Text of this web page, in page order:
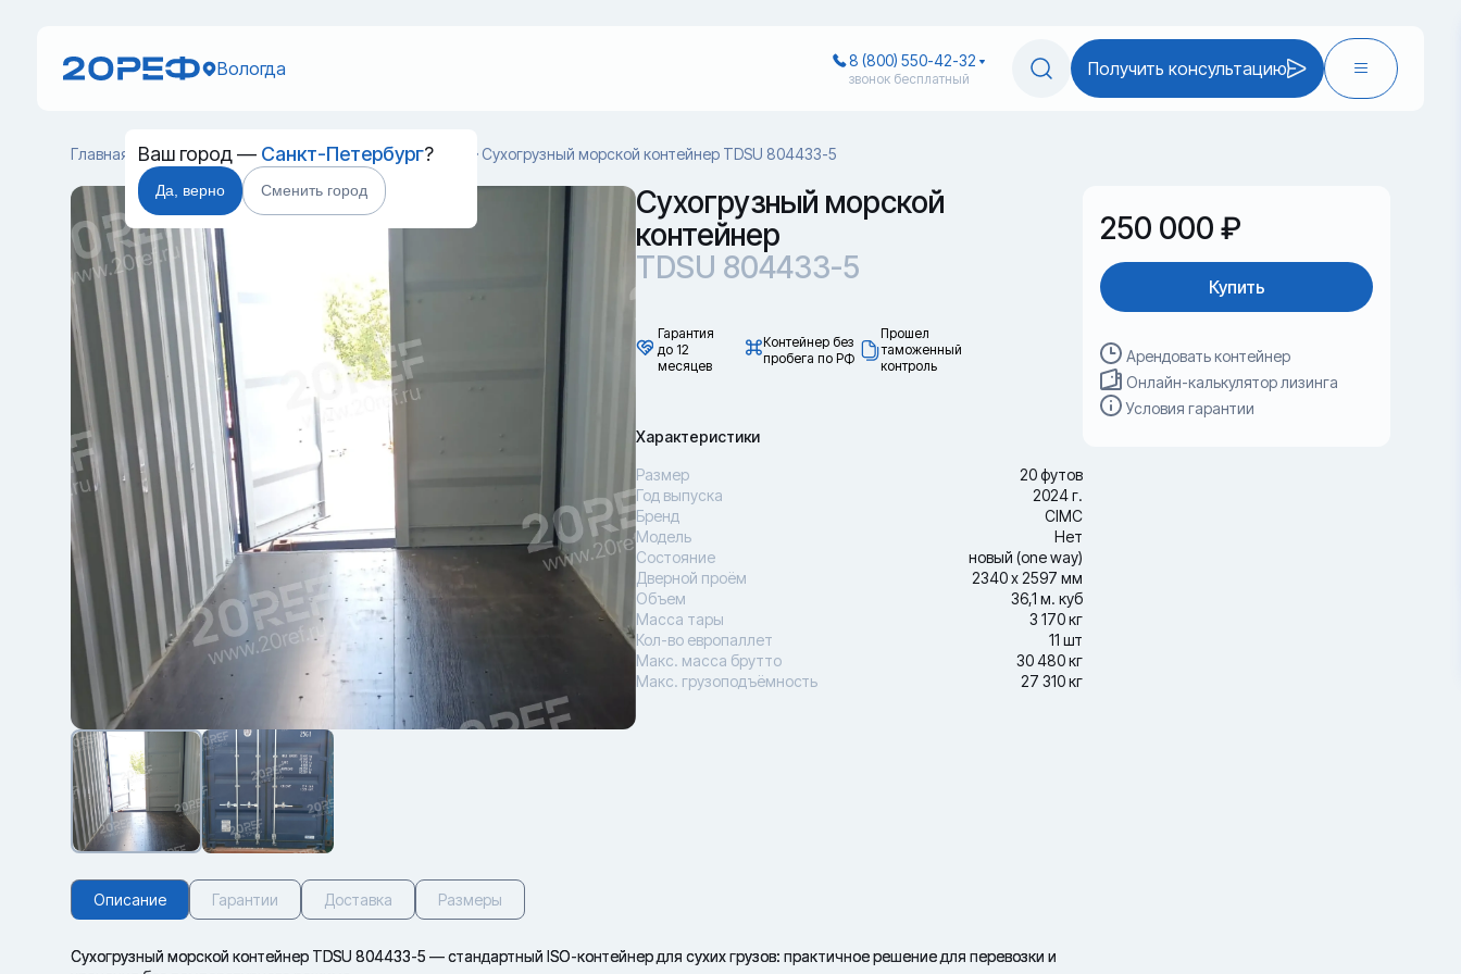
Вологда
Ваш город — Санкт-Петербург?
Да, верно Сменить город
8 (800) 550-42-32
звонок бесплатный Получить консультацию
Главная Каталог Cухогрузные морские контейнеры Сухогрузный морской контейнер TDSU 804433-5
Сухогрузный морской
контейнер
TDSU 804433-5
Гарантия
до 12
месяцев
Контейнер без
пробега по РФ
Прошел
таможенный
контроль
Характеристики
Размер
20 футов
Год выпуска
2024 г.
Бренд
CIMC
Модель
Нет
Состояние
новый (one way)
Дверной проём
2340 х 2597 мм
Объем
36,1 м. куб
Масса тары
3 170 кг
Кол-во европаллет
11 шт
Макс. масса брутто
30 480 кг
Макс. грузоподъёмность
27 310 кг
250 000 ₽
Купить
Арендовать контейнер
Онлайн-калькулятор лизинга
Условия гарантии
Описание Гарантии Доставка Размеры
Сухогрузный морской контейнер TDSU 804433-5 — стандартный ISO-контейнер для сухих грузов: практичное решение для перевозки и